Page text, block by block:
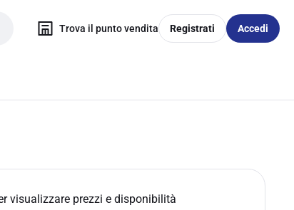
Trova il punto vendita Registrati Accedi
visualizzare prezzi e disponibilità